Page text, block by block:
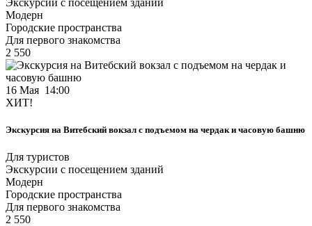
Модерн
Городские пространства
Для первого знакомства
2 550
16 Мая 14:00
ХИТ!
Экскурсия на Витебский вокзал с подъемом на чердак и часовую башню
Для туристов
Экскурсии с посещением зданий
Модерн
Городские пространства
Для первого знакомства
2 550